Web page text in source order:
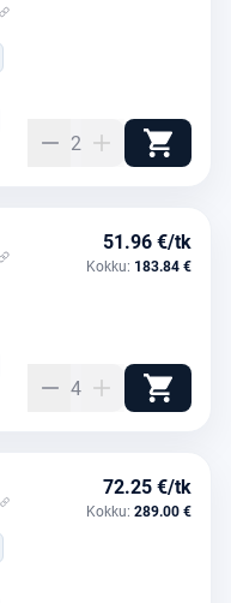
2
51.96 €/tk
Kokku: 183.84 €
4
72.25 €/tk
Kokku: 289.00 €